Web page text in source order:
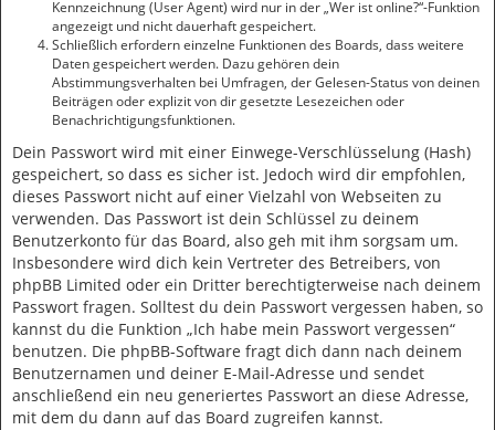
Kennzeichnung (User Agent) wird nur in der „Wer ist online?“-Funktion
angezeigt und nicht dauerhaft gespeichert.
Schließlich erfordern einzelne Funktionen des Boards, dass weitere
Daten gespeichert werden. Dazu gehören dein
Abstimmungsverhalten bei Umfragen, der Gelesen-Status von deinen
Beiträgen oder explizit von dir gesetzte Lesezeichen oder
Benachrichtigungsfunktionen.
Dein Passwort wird mit einer Einwege-Verschlüsselung (Hash)
gespeichert, so dass es sicher ist. Jedoch wird dir empfohlen,
dieses Passwort nicht auf einer Vielzahl von Webseiten zu
verwenden. Das Passwort ist dein Schlüssel zu deinem
Benutzerkonto für das Board, also geh mit ihm sorgsam um.
Insbesondere wird dich kein Vertreter des Betreibers, von
phpBB Limited oder ein Dritter berechtigterweise nach deinem
Passwort fragen. Solltest du dein Passwort vergessen haben, so
kannst du die Funktion „Ich habe mein Passwort vergessen“
benutzen. Die phpBB-Software fragt dich dann nach deinem
Benutzernamen und deiner E-Mail-Adresse und sendet
anschließend ein neu generiertes Passwort an diese Adresse,
mit dem du dann auf das Board zugreifen kannst.